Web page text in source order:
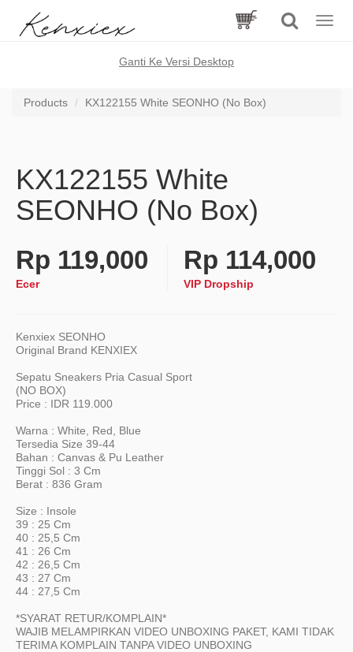
Toggle
Ganti Ke Versi Desktop
Products KX122155 White SEONHO (No Box)
KX122155 White
SEONHO (No Box)
Rp 119,000
Ecer
Rp 114,000
VIP Dropship
Kenxiex SEONHO
Original Brand KENXIEX
Sepatu Sneakers Pria Casual Sport
(NO BOX)
Price : IDR 119.000
Warna : White, Red, Blue
Tersedia Size 39-44
Bahan : Canvas & Pu Leather
Tinggi Sol : 3 Cm
Berat : 836 Gram
Size : Insole
39 : 25 Cm
40 : 25,5 Cm
41 : 26 Cm
42 : 26,5 Cm
43 : 27 Cm
44 : 27,5 Cm
*SYARAT RETUR/KOMPLAIN*
WAJIB MELAMPIRKAN VIDEO UNBOXING PAKET, KAMI TIDAK
TERIMA KOMPLAIN TANPA VIDEO UNBOXING